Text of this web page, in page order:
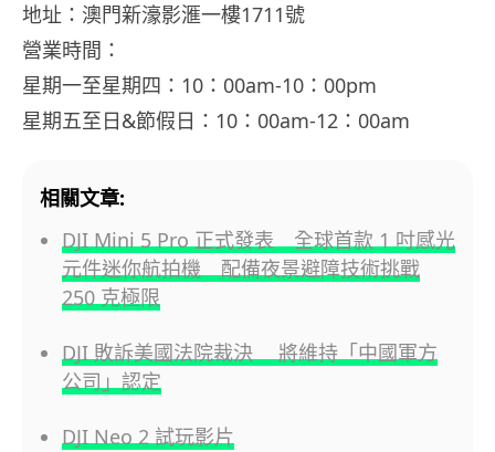
地址：澳門新濠影滙一樓1711號
營業時間：
星期一至星期四：10：00am-10：00pm
星期五至日&節假日：10：00am-12：00am
相關文章:
DJI Mini 5 Pro 正式發表 全球首款 1 吋感光
元件迷你航拍機 配備夜景避障技術挑戰
250 克極限
DJI 敗訴美國法院裁決 將維持「中國軍方
公司」認定
DJI Neo 2 試玩影片